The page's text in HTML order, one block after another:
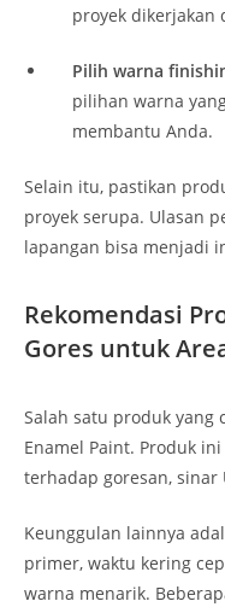
proyek dikerjakan
Pilih warna
pilihan warna
membantu Anda.
Selain itu, pastikan
proyek serupa. Ulasan
lapangan bisa menjadi
Rekomendasi
Gores untuk
Salah satu produk yang
Enamel Paint. Produk
terhadap goresan, sinar
Keunggulan lainnya
primer, waktu kering
warna menarik.